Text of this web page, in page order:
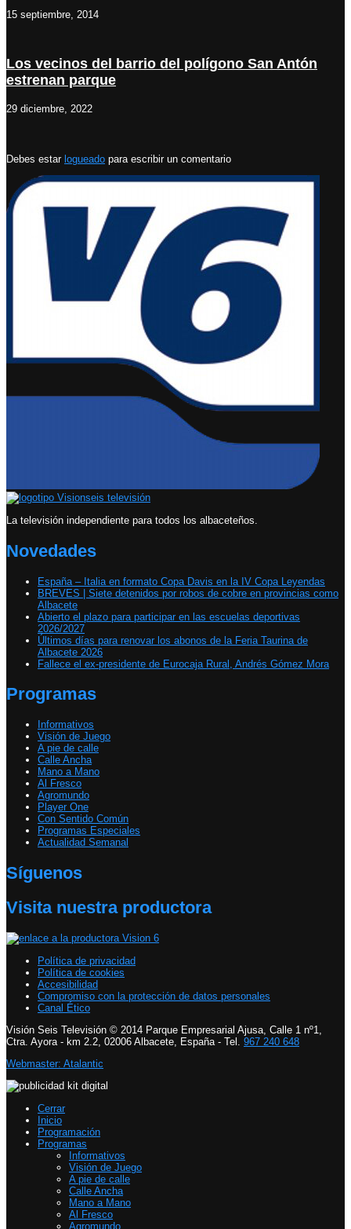
15 septiembre, 2014
Los vecinos del barrio del polígono San Antón
estrenan parque
29 diciembre, 2022
Debes estar logueado para escribir un comentario
La televisión independiente para todos los albaceteños.
Novedades
España – Italia en formato Copa Davis en la IV Copa Leyendas
BREVES | Siete detenidos por robos de cobre en provincias como
Albacete
Abierto el plazo para participar en las escuelas deportivas
2026/2027
Últimos días para renovar los abonos de la Feria Taurina de
Albacete 2026
Fallece el ex-presidente de Eurocaja Rural, Andrés Gómez Mora
Programas
Informativos
Visión de Juego
A pie de calle
Calle Ancha
Mano a Mano
Al Fresco
Agromundo
Player One
Con Sentido Común
Programas Especiales
Actualidad Semanal
Síguenos
Visita nuestra productora
Política de privacidad
Política de cookies
Accesibilidad
Compromiso con la protección de datos personales
Canal Ético
Visión Seis Televisión © 2014 Parque Empresarial Ajusa, Calle 1 nº1,
Ctra. Ayora - km 2.2, 02006 Albacete, España - Tel. 967 240 648
Webmaster: Atalantic
Cerrar
Inicio
Programación
Programas
Informativos
Visión de Juego
A pie de calle
Calle Ancha
Mano a Mano
Al Fresco
Agromundo